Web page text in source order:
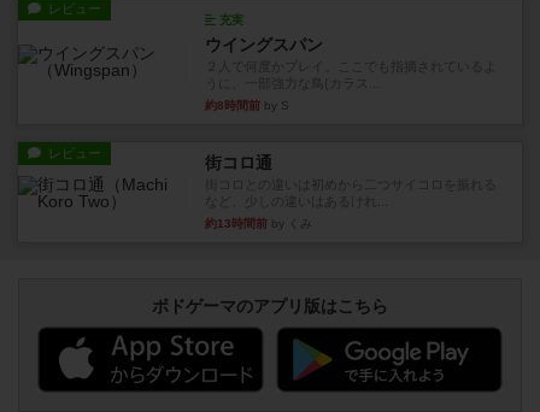
レビュー
充実
ウイングスパン
２人で何度かプレイ。ここでも指摘されているよ
うに、一部強力な鳥(カラス...
約8時間前 by S
レビュー 街コロ通
街コロとの違いは初めから二つサイコロを振れる
約13時間前 by くみ
ボドゲーマのアプリ版はこちら